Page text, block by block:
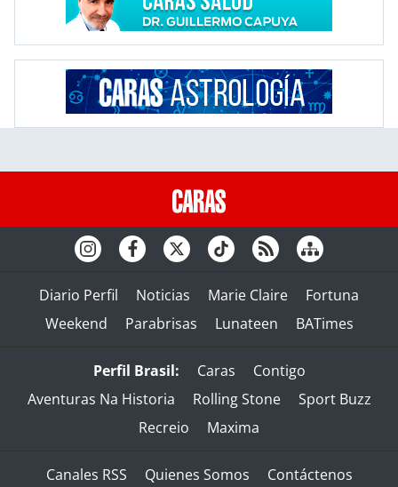
Diario Perfil Noticias Marie Claire
Fortuna
Weekend
Parabrisas Lunateen BATimes
Perfil Brasil: Caras
Contigo
Aventuras Na Historia
Rolling Stone
Sport Buzz
Recreio
Maxima
Canales RSS Quienes Somos Contáctenos